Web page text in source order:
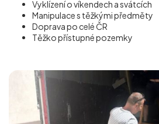
Vyklízení o víkendech a svátcích
Manipulace s těžkými předměty
Doprava po celé ČR
Těžko přístupné pozemky